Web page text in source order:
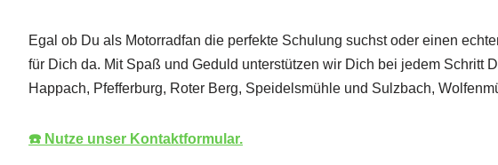
Egal ob Du als Motorradfan die perfekte Schulung suchst oder einen
für Dich da. Mit Spaß und Geduld unterstützen wir Dich bei jedem Schritt
Happach, Pfefferburg, Roter Berg, Speidelsmühle und Sulzbach,
☎️ Nutze unser Kontaktformular.